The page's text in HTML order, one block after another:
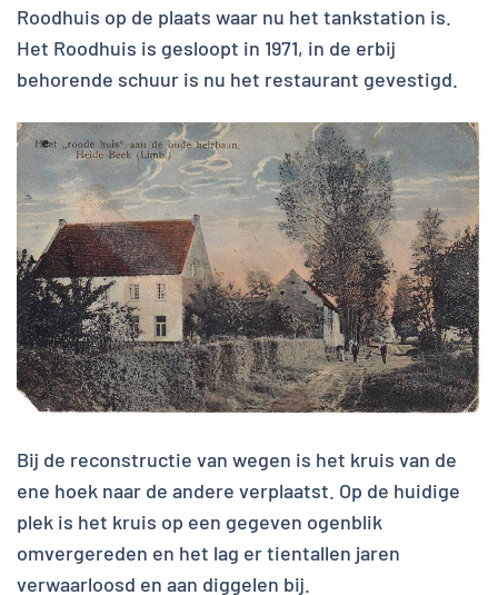
Roodhuis op de plaats waar nu het tankstation is.
Het Roodhuis is gesloopt in 1971, in de erbij
behorende schuur is nu het restaurant gevestigd.
Bij de reconstructie van wegen is het kruis van de
ene hoek naar de andere verplaatst. Op de huidige
plek is het kruis op een gegeven ogenblik
omvergereden en het lag er tientallen jaren
verwaarloosd en aan diggelen bij.